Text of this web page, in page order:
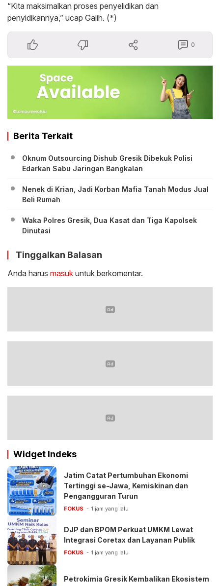
“Kita maksimalkan proses penyelidikan dan
penyidikannya,” ucap Galih. (*)
0
Berita Terkait
Oknum Outsourcing Dishub Gresik Dibekuk Polisi
Edarkan Sabu Jaringan Bangkalan
Nenek di Krian, Jadi Korban Mafia Tanah Modus Jual
Beli Rumah
Waka Polres Gresik, Dua Kasat dan Tiga Kapolsek
Dinutasi
Tinggalkan Balasan
Anda harus masuk untuk berkomentar.
Widget Indeks
Jatim Catat Pertumbuhan Ekonomi
Tertinggi se-Jawa, Kemiskinan dan
Pengangguran Turun
FOKUS 1 jam yang lalu
DJP dan BPOM Perkuat UMKM Lewat
Integrasi Coretax dan Layanan Publik
FOKUS 1 jam yang lalu
Petrokimia Gresik Kembalikan Ekosistem